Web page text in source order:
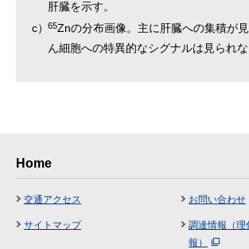
肝臓を示す。
c）65Znの分布画像。主に肝臓への集積が
ん細胞への特異的なシグナルは見られな
Home
交通アクセス お問い合わせ
サイトマップ
調達情報（理
報）